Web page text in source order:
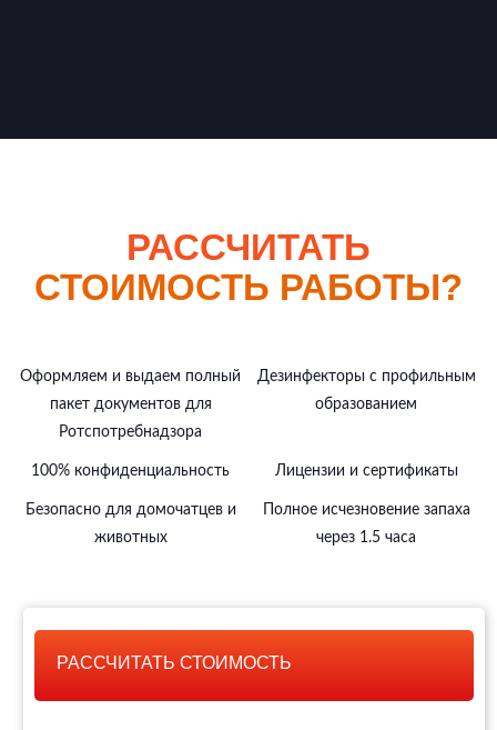
РАССЧИТАТЬ
СТОИМОСТЬ РАБОТЫ?
Оформляем и выдаем полный
пакет документов для
Ротспотребнадзора
Дезинфекторы с профильным
образованием
100% конфиденциальность Лицензии и сертификаты
Безопасно для домочатцев и
животных
Полное исчезновение запаха
через 1.5 часа
РАССЧИТАТЬ СТОИМОСТЬ